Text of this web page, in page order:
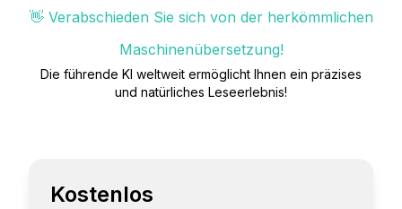
👋 Verabschieden Sie sich von der herkömmlichen
Maschinenübersetzung!
Die führende KI weltweit ermöglicht Ihnen ein präzises
und natürliches Leseerlebnis!
Kostenlos